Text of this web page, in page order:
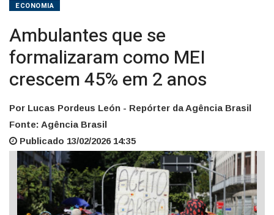
ECONOMIA
Ambulantes que se
formalizaram como MEI
crescem 45% em 2 anos
Por Lucas Pordeus León - Repórter da Agência Brasil
Fonte: Agência Brasil
Publicado 13/02/2026 14:35